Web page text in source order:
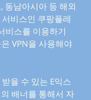
동남아시아 등 해외
비스인 쿠팡플레
비스를 이용하기
VPN을 사용해야
을 수 있는 E익스
배너를 통해서 자